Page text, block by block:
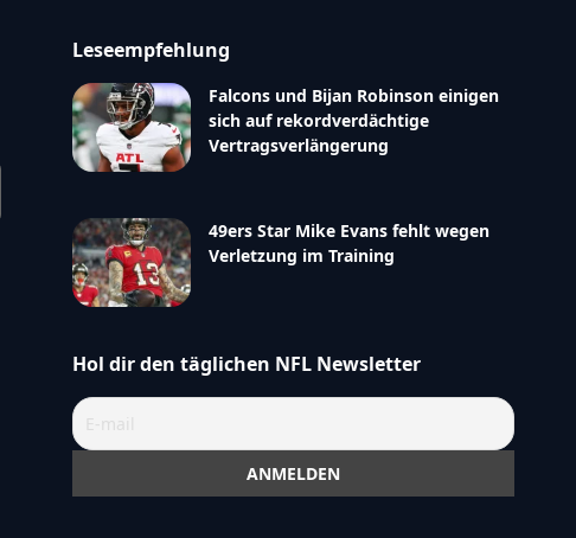
Leseempfehlung
Falcons und Bijan Robinson einigen
sich auf rekordverdächtige
Vertragsverlängerung
49ers Star Mike Evans fehlt wegen
Verletzung im Training
Hol dir den täglichen NFL Newsletter